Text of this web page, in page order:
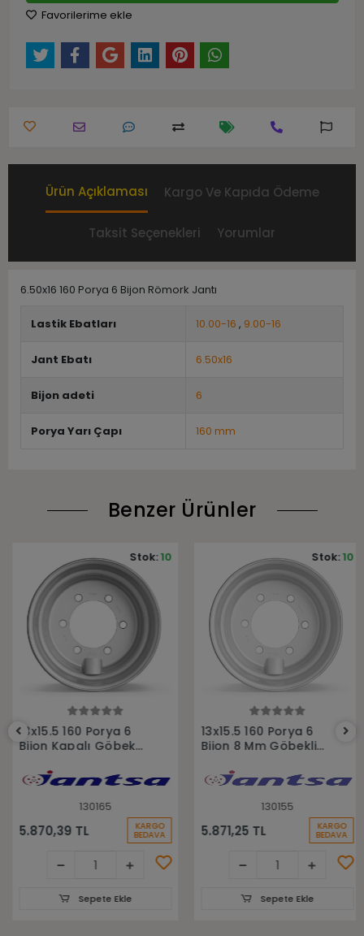
Favorilerime ekle
Ürün Açıklaması Kargo Ve Kapıda Ödeme
Taksit Seçenekleri Yorumlar
6.50x16 160 Porya 6 Bijon Römork Jantı
Lastik Ebatları 10.00-16 , 9.00-16
Jant Ebatı 6.50x16
Bijon adeti 6
Porya Yarı Çapı 160 mm
Benzer Ürünler
13x15.5 160 Porya 6
Bijon Kapalı Göbek
130165
5.870,39 TL KARGO
BEDAVA
Stok:10
Sepete Ekle
13x15.5 160 Porya 6
Bijon 8 Mm Göbekli
130155
5.871,25 TL KARGO
BEDAVA
Stok:10
Sepete Ekle